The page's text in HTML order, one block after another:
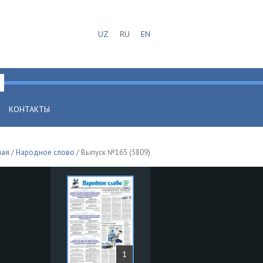
UZ RU EN
КОНТАКТЫ
/Народное слово / Выпуск №165 (5809)
1